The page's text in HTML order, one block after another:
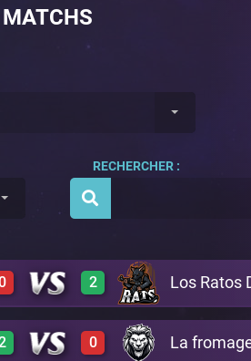
MATCHS
RECHERCHER :
Los Ratos
2
A29 3 La
0